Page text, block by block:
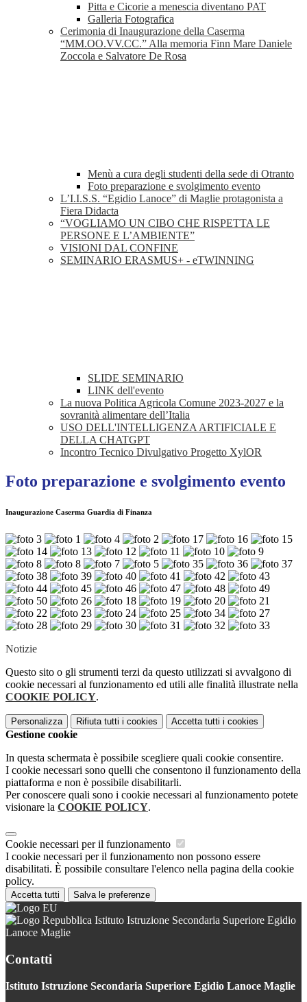
Pitta e Cicorie a menescia diventano PAT
Galleria Fotografica
Cerimonia di Inaugurazione della Caserma
“MM.OO.VV.CC.” Alla memoria Finn Mare Daniele
Zoccola e Salvatore De Rosa
Menù a cura degli studenti della sede di Otranto
Foto preparazione e svolgimento evento
L’I.I.S.S. “Egidio Lanoce” di Maglie protagonista a
Fiera Didacta
“VOGLIAMO UN CIBO CHE RISPETTA LE
PERSONE E L’AMBIENTE”
VISIONI DAL CONFINE
SEMINARIO ERASMUS+ - eTWINNING
SLIDE SEMINARIO
LINK dell'evento
La nuova Politica Agricola Comune 2023-2027 e la
sovranità alimentare dell’Italia
USO DELL'INTELLIGENZA ARTIFICIALE E
DELLA CHATGPT
Incontro Tecnico Divulgativo Progetto XylOR
Foto preparazione e svolgimento evento
Inaugurazione Caserma Guardia di Finanza
Notizie
Questo sito o gli strumenti terzi da questo utilizzati si avvalgono di
cookie necessari al funzionamento ed utili alle finalità illustrate nella
COOKIE POLICY.
Personalizza Rifiuta tutti i cookies Accetta tutti i cookies
Gestione cookie
In questa schermata è possibile scegliere quali cookie consentire.
I cookie necessari sono quelli che consentono il funzionamento della
piattaforma e non è possibile disabilitarli.
Per conoscere quali sono i cookie necessari al funzionamento potete
visionare la COOKIE POLICY.
Cookie necessari per il funzionamento
I cookie necessari per il funzionamento non possono essere
disabilitati. È possibile consultare l'elenco nella pagina della cookie
policy.
Accetta tutti Salva le preferenze
Istituto Istruzione Secondaria Superiore Egidio
Lanoce Maglie
Contatti
Istituto Istruzione Secondaria Superiore Egidio Lanoce Maglie